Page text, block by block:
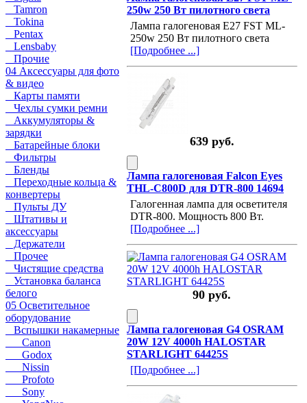
Tamron
Tokina
Pentax
Lensbaby
Прочие
04 Аксессуары для фото
& видео
Карты памяти
Чехлы сумки ремни
Аккумуляторы &
зарядки
Батарейные блоки
Фильтры
Бленды
Переходные кольца &
конвертеры
Пульты ДУ
Штативы и
аксессуары
Держатели
Прочее
Чистящие средства
Установка баланса
белого
05 Осветительное
оборудование
Вспышки накамерные
Canon
Godox
Nissin
Profoto
Sony
250w 250 Вт пилотного света
Лампа галогеновая E27 FST ML-
250w 250 Вт пилотного света
[Подробнее ...]
639 руб.
Лампа галогеновая Falcon Eyes
THL-C800D для DTR-800 14694
Галогенная лампа для осветителя
DTR-800. Мощность 800 Вт.
[Подробнее ...]
90 руб.
Лампа галогеновая G4 OSRAM
20W 12V 4000h HALOSTAR
STARLIGHT 64425S
[Подробнее ...]